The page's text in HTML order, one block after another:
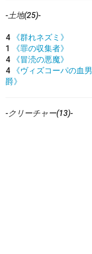
-土地(25)-
4
《群れネズミ》
1
《罪の収集者》
4
《冒涜の悪魔》
4
《ヴィズコーパの血男
爵》
-クリーチャー(13)-